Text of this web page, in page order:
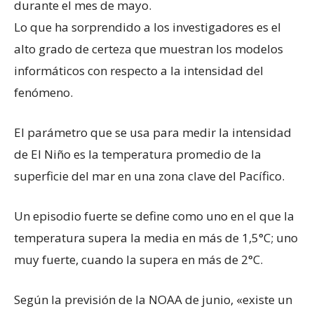
durante el mes de mayo.
Lo que ha sorprendido a los investigadores es el
alto grado de certeza que muestran los modelos
informáticos con respecto a la intensidad del
fenómeno.
El parámetro que se usa para medir la intensidad
de El Niño es la temperatura promedio de la
superficie del mar en una zona clave del Pacífico.
Un episodio fuerte se define como uno en el que la
temperatura supera la media en más de 1,5°C; uno
muy fuerte, cuando la supera en más de 2°C.
Según la previsión de la NOAA de junio, «existe un